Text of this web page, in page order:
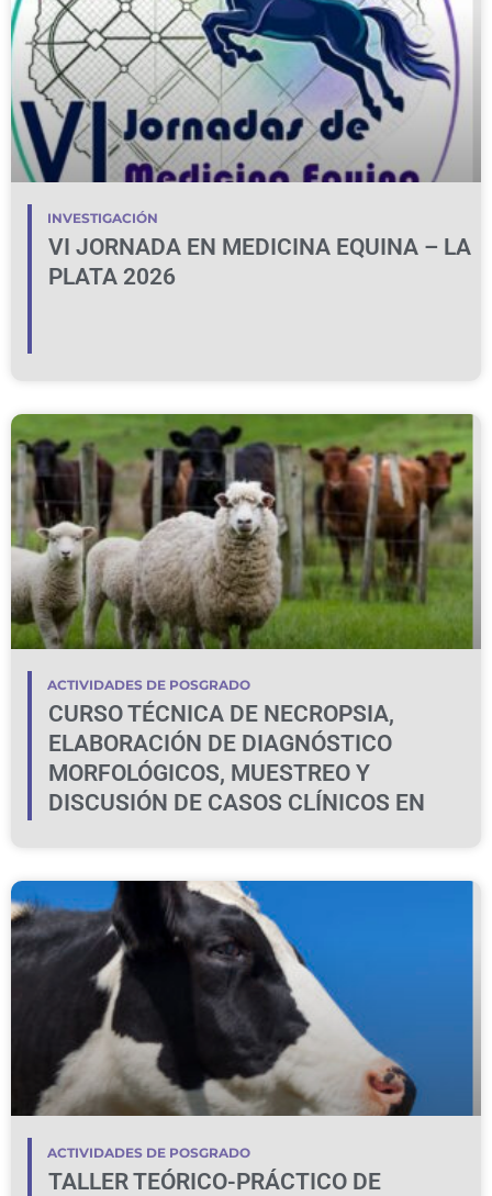
INVESTIGACIÓN
VI JORNADA EN MEDICINA EQUINA – LA
PLATA 2026
ACTIVIDADES DE POSGRADO
CURSO TÉCNICA DE NECROPSIA,
ELABORACIÓN DE DIAGNÓSTICO
MORFOLÓGICOS, MUESTREO Y
DISCUSIÓN DE CASOS CLÍNICOS EN
ACTIVIDADES DE POSGRADO
TALLER TEÓRICO-PRÁCTICO DE